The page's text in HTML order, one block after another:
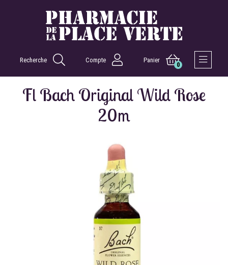
Recherche Compte Panier
0
Fl Bach Original Wild Rose
20m